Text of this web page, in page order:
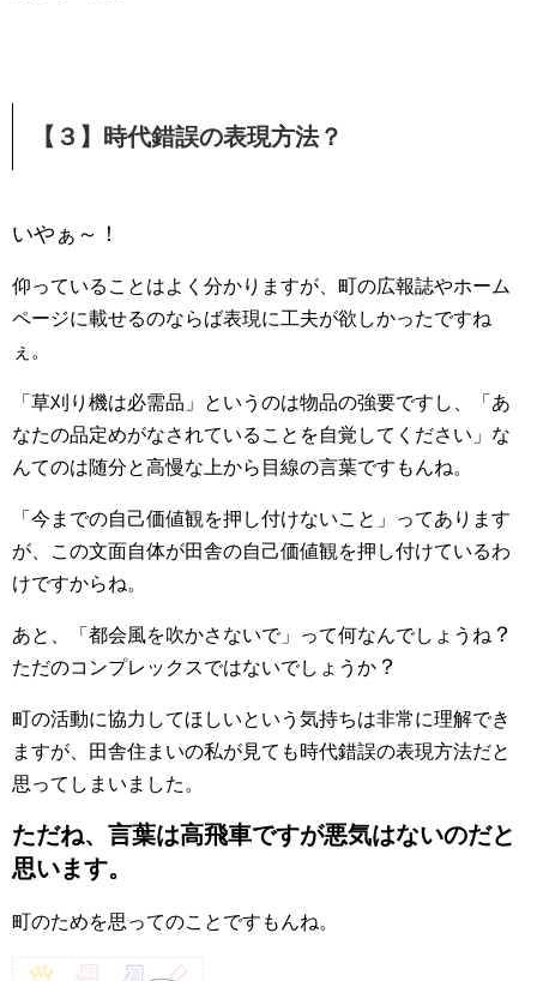
【３】時代錯誤の表現方法？
いやぁ～！
仰っていることはよく分かりますが、町の広報誌やホーム
ページに載せるのならば表現に工夫が欲しかったですね
ぇ。
「草刈り機は必需品」というのは物品の強要ですし、「あ
なたの品定めがなされていることを自覚してください」な
んてのは随分と高慢な上から目線の言葉ですもんね。
「今までの自己価値観を押し付けないこと」ってあります
が、この文面自体が田舎の自己価値観を押し付けているわ
けですからね。
あと、「都会風を吹かさないで」って何なんでしょうね ？
ただのコンプレックスではないでしょうか ？
町の活動に協力してほしいという気持ちは非常に理解でき
ますが、田舎住まいの私が見ても時代錯誤の表現方法だと
思ってしまいました。
ただね、言葉は高飛車ですが悪気はないのだと
思います。
町のためを思ってのことですもんね。